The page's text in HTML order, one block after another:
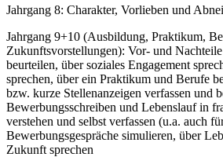
Jahrgang 8: Charakter, Vorlieben und
Jahrgang 9+10 (Ausbildung, Praktikum,
Zukunftsvorstellungen): Vor- und
beurteilen, über soziales Engagement
sprechen, über ein Praktikum und Berufe
bzw. kurze Stellenanzeigen verfassen und
Bewerbungsschreiben und Lebenslauf in
verstehen und selbst verfassen (u.a. auch
Bewerbungsgespräche simulieren, über
Zukunft sprechen